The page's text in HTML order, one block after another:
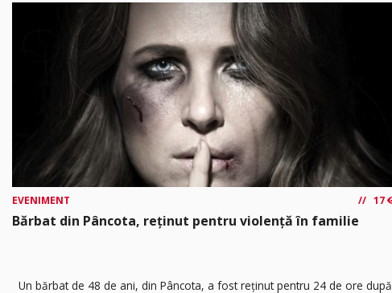
EVENIMENT 17
Bărbat din Pâncota, reținut pentru violență în familie
Un bărbat de 48 de ani, din Pâncota, a fost reținut pentru 24 de ore după